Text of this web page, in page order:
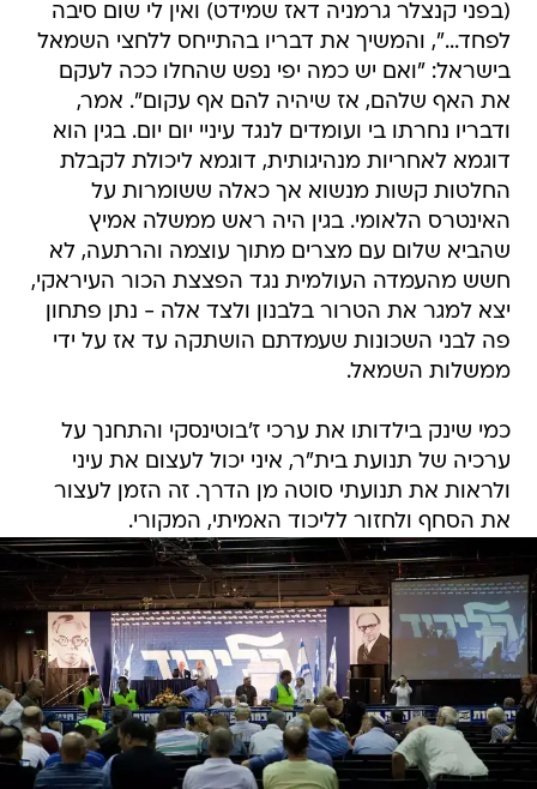
(בפני קנצלר גרמניה דאז שמידט) ואין לי שום סיבה
לפחד...", והמשיך את דבריו בהתייחס ללחצי השמאל
בישראל: "ואם יש כמה יפי נפש שהחלו ככה לעקם
את האף שלהם, אז שיהיה להם אף עקום". אמר,
ודבריו נחרתו בי ועומדים לנגד עיניי יום יום. בגין הוא
דוגמא לאחריות מנהיגותית, דוגמא ליכולת לקבלת
החלטות קשות מנשוא אך כאלה ששומרות על
האינטרס הלאומי. בגין היה ראש ממשלה אמיץ
שהביא שלום עם מצרים מתוך עוצמה והרתעה, לא
חשש מהעמדה העולמית נגד הפצצת הכור העיראקי,
יצא למגר את הטרור בלבנון ולצד אלה - נתן פתחון
פה לבני השכונות שעמדתם הושתקה עד אז על ידי
ממשלות השמאל.
כמי שינק בילדותו את ערכי ז'בוטינסקי והתחנך על
ערכיה של תנועת בית"ר, איני יכול לעצום את עיני
ולראות את תנועתי סוטה מן הדרך. זה הזמן לעצור
את הסחף ולחזור לליכוד האמיתי, המקורי.